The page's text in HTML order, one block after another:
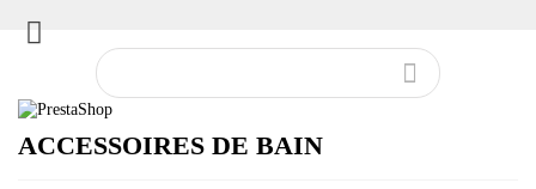


ACCESSOIRES DE BAIN